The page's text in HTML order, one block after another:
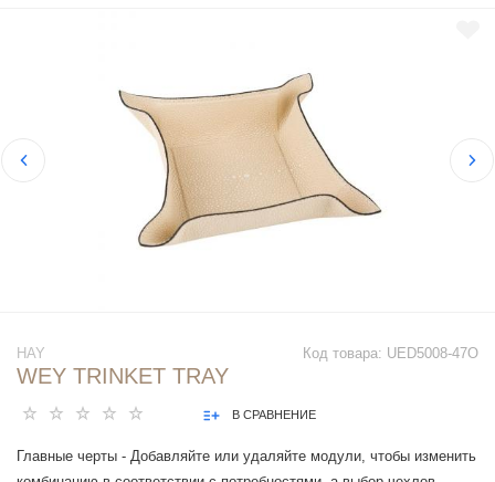
Код товара: UED5008-47O
HAY
WEY TRINKET TRAY
В СРАВНЕНИЕ
Главные черты - Добавляйте или удаляйте модули, чтобы изменить